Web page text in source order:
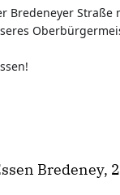
Bredeneyer
Bredeney,